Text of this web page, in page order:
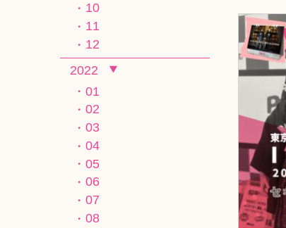
10
11
12
2022
01
02
03
04
05
06
07
08